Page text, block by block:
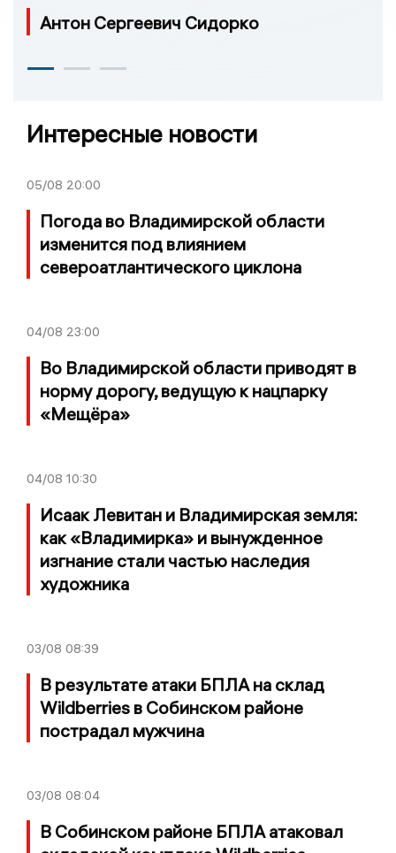
Антон Сергеевич Сидорко
Интересные новости
05/08 20:00
Погода во Владимирской области
изменится под влиянием
североатлантического циклона
04/08 23:00
Во Владимирской области приводят в
норму дорогу, ведущую к нацпарку
«Мещёра»
04/08 10:30
Исаак Левитан и Владимирская земля:
как «Владимирка» и вынужденное
изгнание стали частью наследия
художника
03/08 08:39
В результате атаки БПЛА на склад
Wildberries в Собинском районе
пострадал мужчина
03/08 08:04
В Собинском районе БПЛА атаковал